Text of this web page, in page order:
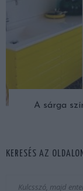
A sárga
KERESÉS AZ OLDALON